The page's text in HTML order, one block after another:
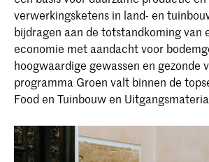
verwerkingsketens in land- en
bijdragen aan de totstandkoming van
economie met aandacht voor
hoogwaardige gewassen en gezonde
programma Groen valt binnen de
Food en Tuinbouw en